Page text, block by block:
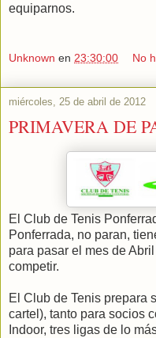
equiparnos.
Unknown en 23:30:00 No
miércoles, 25 de abril de 2012
PRIMAVERA DE
El Club de Tenis
Ponferrada, no paran,
para pasar el mes de
competir.
El Club de Tenis prepara
cartel), tanto para socios
Indoor, tres ligas de lo